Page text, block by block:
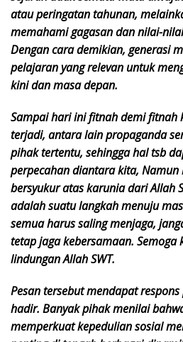
atau peringatan tahunan,
memahami gagasan dan nilai-
Dengan cara demikian, generasi
pelajaran yang relevan untuk
kini dan masa depan.
Sampai hari ini fitnah demi fitnah
terjadi, antara lain propaganda
pihak tertentu, sehingga hal tsb
perpecahan diantara kita, Namun
bersyukur atas karunia dari Allah
adalah suatu langkah menuju
semua harus saling menjaga,
tetap jaga kebersamaan.
lindungan Allah SWT.
Pesan tersebut mendapat
hadir. Banyak pihak menilai
memperkuat kepedulian sosial